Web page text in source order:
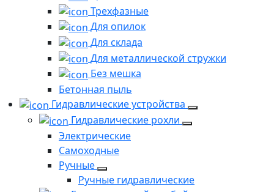
Трехфазные
Для опилок
Для склада
Для металлической стружки
Без мешка
Бетонная пыль
Гидравлические устройства
Гидравлические рохли
Электрические
Самоходные
Ручные
Ручные гидравлические